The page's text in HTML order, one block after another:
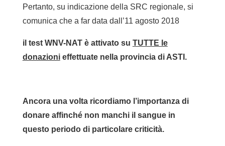
Pertanto, su indicazione della SRC regionale, si
comunica che a far data dall’11 agosto 2018
il test WNV-NAT è attivato su TUTTE le
donazionieffettuate nella provincia di ASTI.
Ancora una volta ricordiamo l’importanza di
donare affinché non manchi il sangue in
questo periodo di particolare criticità.